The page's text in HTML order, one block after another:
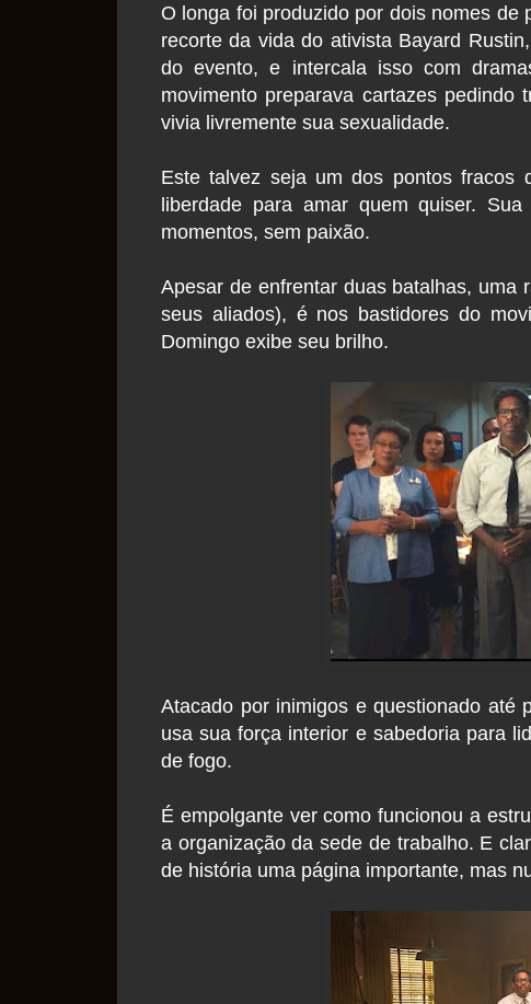
O longa foi produzido por dois nomes de
recorte da vida do ativista Bayard
do evento, e intercala isso com
movimento preparava cartazes
vivia livremente sua sexualidade.
Este talvez seja um dos pontos fracos
liberdade para amar quem quiser.
momentos, sem paixão.
Apesar de enfrentar duas batalhas, uma
seus aliados), é nos bastidores do
Domingo exibe seu brilho.
Atacado por inimigos e questionado até
usa sua força interior e sabedoria para
de fogo.
É empolgante ver como funcionou a
a organização da sede de trabalho. E
de história uma página importante, mas